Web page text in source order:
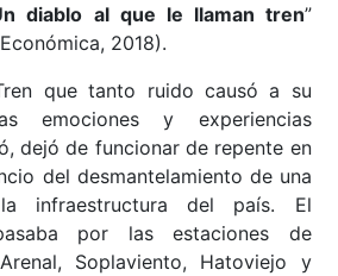
diablo al que le llaman tren”
2018).
que tanto ruido causó a su
emociones y experiencias
dejó de funcionar de repente en
del desmantelamiento de una
infraestructura del país. El
por las estaciones de
Soplaviento, Hatoviejo y